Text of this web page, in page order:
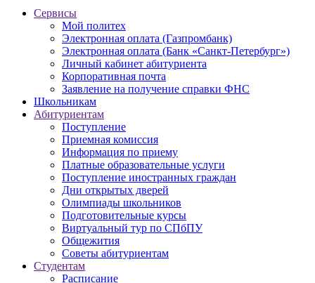
Сервисы
Мой политех
Электронная оплата (Газпромбанк)
Электронная оплата (Банк «Санкт-Петербург»)
Личный кабинет абитуриента
Корпоративная почта
Заявление на получение справки ФНС
Школьникам
Абитуриентам
Поступление
Приемная комиссия
Информация по приему
Платные образовательные услуги
Поступление иностранных граждан
Дни открытых дверей
Олимпиады школьников
Подготовительные курсы
Виртуальный тур по СПбПУ
Общежития
Советы абитуриентам
Студентам
Расписание